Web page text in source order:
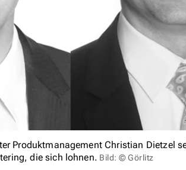
Produktmanagement Christian Dietzel
die sich lohnen. Bild: © Görlitz